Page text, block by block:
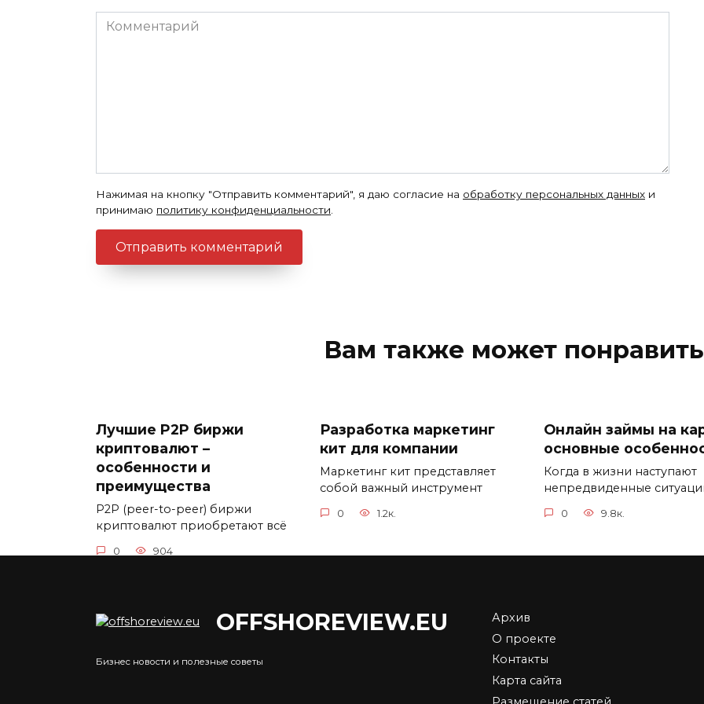
Комментарий
Нажимая на кнопку "Отправить комментарий", я даю согласие на обработку персональных данных и
принимаю политику конфиденциальности
Вам также может
Лучшие P2P биржи
криптовалют –
особенности и
преимущества
P2P (peer-to-peer) биржи
криптовалют приобретают всё
0 904
Разработка маркетинг
кит для компании
Маркетинг кит представляет
собой важный инструмент
0 1.2к.
Онлайн займы на
основные
Когда в жизни наступают
непредвиденные
0 9.8к.
биткоинов:
для новичков
OFFSHOREVIEW.EU
Бизнес новости и полезные советы
Архив
О проекте
Контакты
Карта сайта